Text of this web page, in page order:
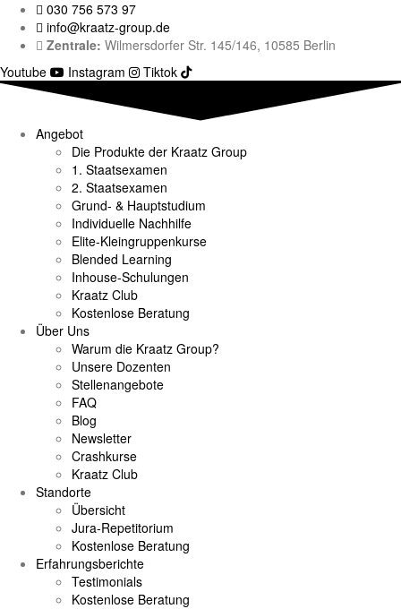
030 756 573 97
info@kraatz-group.de
Zentrale: Wilmersdorfer Str. 145/146, 10585 Berlin
Youtube
Instagram Tiktok
Angebot
Die Produkte der Kraatz Group
1. Staatsexamen
2. Staatsexamen
Grund- & Hauptstudium
Individuelle Nachhilfe
Elite-Kleingruppenkurse
Blended Learning
Inhouse-Schulungen
Kraatz Club
Kostenlose Beratung
Über Uns
Warum die Kraatz Group?
Unsere Dozenten
Stellenangebote
FAQ
Blog
Newsletter
Crashkurse
Kraatz Club
Standorte
Übersicht
Jura-Repetitorium
Kostenlose Beratung
Erfahrungsberichte
Testimonials
Kostenlose Beratung